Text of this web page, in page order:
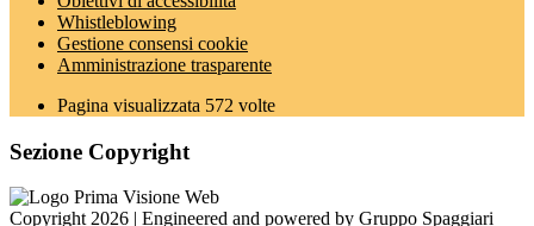
Whistleblowing
Gestione consensi cookie
Amministrazione trasparente
Pagina visualizzata 572 volte
Sezione Copyright
Copyright 2026 | Engineered and powered by Gruppo Spaggiari